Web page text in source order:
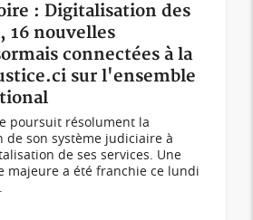
: Digitalisation des
16 nouvelles
connectées à la
sur l'ensemble
poursuit résolument la
de son système judiciaire à
de ses services. Une
majeure a été franchie ce lundi